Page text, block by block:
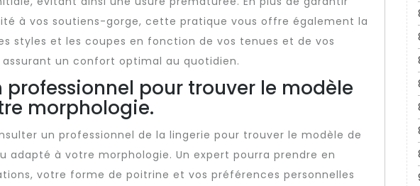
à vos soutiens-gorge, cette pratique vous offre également la
styles et les coupes en fonction de vos tenues et de vos
un confort optimal au quotidien.
professionnel pour trouver le modèle
morphologie.
un professionnel de la lingerie pour trouver le modèle de
adapté à votre morphologie. Un expert pourra prendre en
votre forme de poitrine et vos préférences personnelles